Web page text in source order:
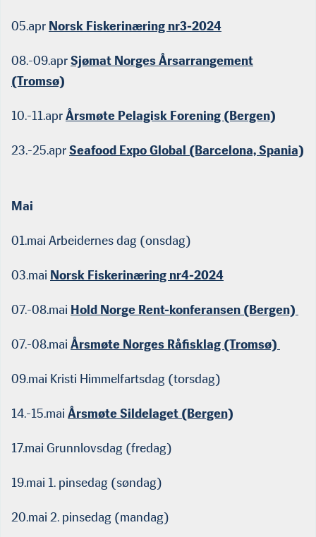
05.apr Norsk Fiskerinæring nr3-2024
08.-09.aprSjømat Norges Årsarrangement
(Tromsø)
10.-11.aprÅrsmøte Pelagisk Forening (Bergen)
23.-25.aprSeafood Expo Global (Barcelona, Spania)
Mai
01.mai Arbeidernes dag (onsdag)
03.mai Norsk Fiskerinæring nr4-2024
07.-08.mai Hold Norge Rent-konferansen (Bergen)
07.-08.mai Årsmøte Norges Råfisklag (Tromsø)
09.mai Kristi Himmelfartsdag (torsdag)
14.-15.mai Årsmøte Sildelaget (Bergen)
17.mai Grunnlovsdag (fredag)
19.mai 1. pinsedag (søndag)
20.mai 2. pinsedag (mandag)